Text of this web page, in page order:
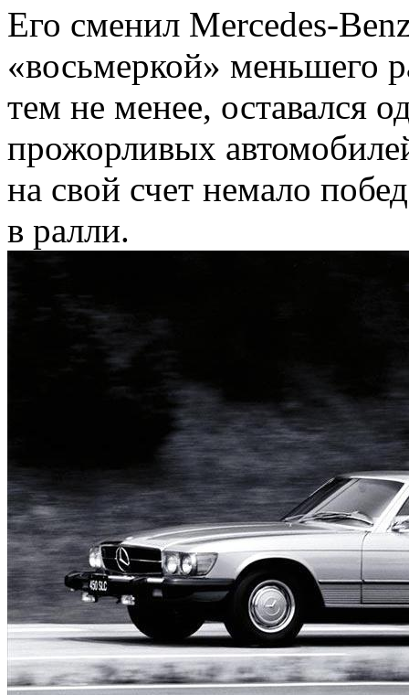
Его сменил Mercedes-
«восьмеркой» меньшего
тем не менее,
прожорливых
на свой счет немало
в ралли.